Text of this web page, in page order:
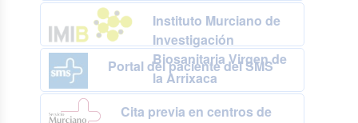
Instituto Murciano de
Investigación
Biosanitaria Virgen de
la Arrixaca
Portal del paciente del SMS
Cita previa en centros de